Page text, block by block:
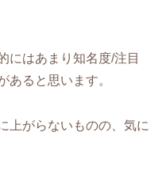
にはあまり知名度/注目
あると思います。
上がらないものの、気に